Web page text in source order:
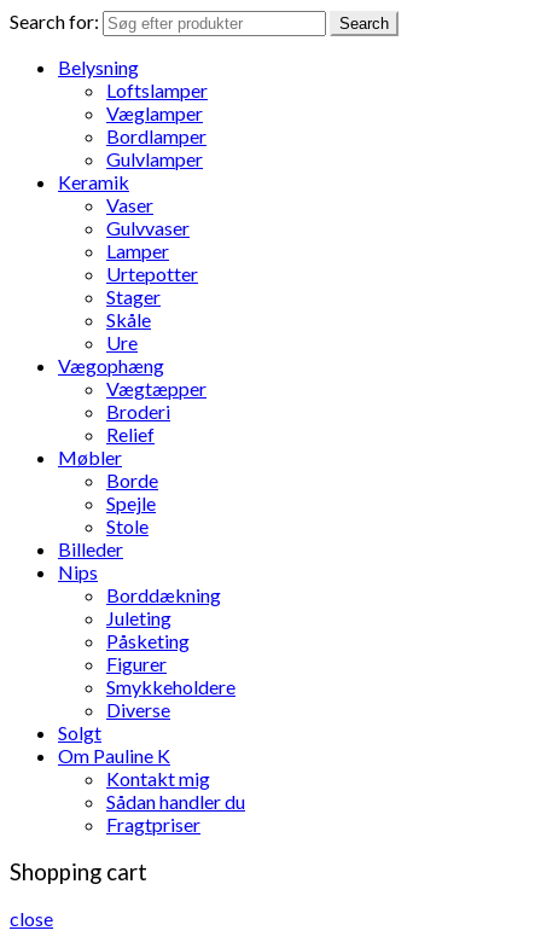
Search for: Search
Belysning
Loftslamper
Væglamper
Bordlamper
Gulvlamper
Keramik
Vaser
Gulvvaser
Lamper
Urtepotter
Stager
Skåle
Ure
Vægophæng
Vægtæpper
Broderi
Relief
Møbler
Borde
Spejle
Stole
Billeder
Nips
Borddækning
Juleting
Påsketing
Figurer
Smykkeholdere
Diverse
Solgt
Om Pauline K
Kontakt mig
Sådan handler du
Fragtpriser
Shopping cart
close